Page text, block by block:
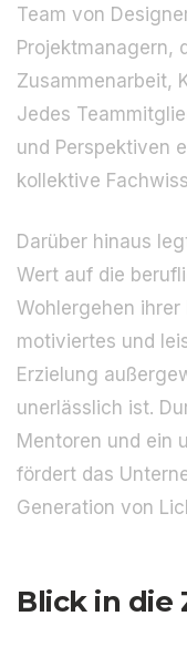
Team von
Projektmanagern,
Zusammenarbeit,
Jedes
und Perspektiven
kollektive
Darüber hinaus
Wert auf die
Wohlergehen
motiviertes und
Erzielung
unerlässlich ist.
Mentoren und ein
fördert das
Generation von
Blick in